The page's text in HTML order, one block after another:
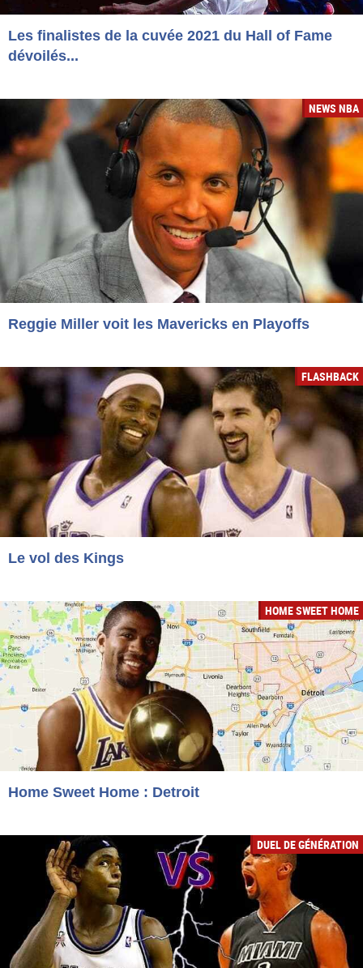
Les finalistes de la cuvée 2021 du Hall of Fame
dévoilés...
NEWS NBA
Reggie Miller voit les Mavericks en Playoffs
FLASHBACK
Le vol des Kings
HOME SWEET HOME
Home Sweet Home : Detroit
DUEL DE GÉNÉRATION